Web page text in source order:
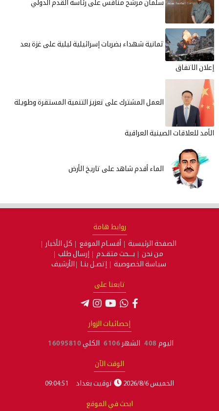
سلمان مرشح منافس على رئاسة القدم الدولي
ثمانية شهداء بضربات إسرائيلية ليلية على غزة بعد
إعلان الاتفاق
العمل المشترك على تعزيز التنمية المستقرة وطويلة
الأمد للعلاقات الصينية العراقية
الماء أقدم شاهد على تاريخ الأرض
روابط هامة
الصفحة الرئيسية أقسـام الموقع
كل الأخبار
من نحن
بـــحث متقـدم
إرسال طلب
سياسة الخصوصية
إتصـل بنـا الأرشيف
تابعنا على
إحصائيات الزوار
اليوم 408 الشهر 6106 الكلي 16095810
الوقت الآن
الخميس 2026/8/6 توقيت بغداد 09:04:51
ابحث في الموقع